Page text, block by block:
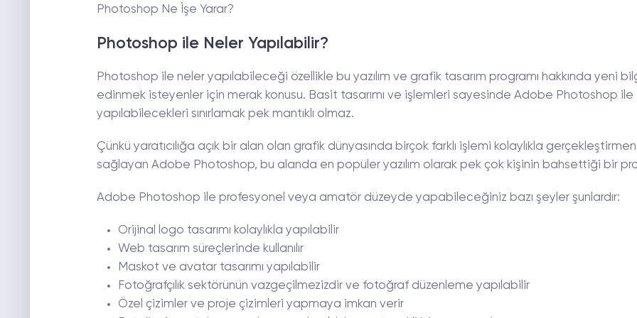
Photoshop Ne İşe Yarar?
Photoshop ile Neler Yapılabilir?
Photoshop ile neler yapılabileceği özellikle bu yazılım ve grafik tasarım programı hakkında yeni
edinmek isteyenler için merak konusu. Basit tasarımı ve işlemleri sayesinde Adobe Photoshop ile
yapılabilecekleri sınırlamak pek mantıklı olmaz.
Çünkü yaratıcılığa açık bir alan olan grafik dünyasında birçok farklı işlemi kolaylıkla
sağlayan Adobe Photoshop, bu alanda en popüler yazılım olarak pek çok kişinin bahsettiği bir
Adobe Photoshop ile profesyonel veya amatör düzeyde yapabileceğiniz bazı şeyler şunlardır:
Orijinal logo tasarımı kolaylıkla yapılabilir
Web tasarım süreçlerinde kullanılır
Maskot ve avatar tasarımı yapılabilir
Fotoğrafçılık sektörünün vazgeçilmezizdir ve fotoğraf düzenleme yapılabilir
Özel çizimler ve proje çizimleri yapmaya imkan verir